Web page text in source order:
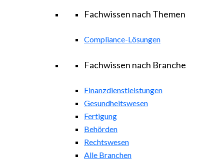
Fachwissen nach Themen
Compliance-Lösungen
Fachwissen nach Branche
Finanzdienstleistungen
Gesundheitswesen
Fertigung
Behörden
Rechtswesen
Alle Branchen